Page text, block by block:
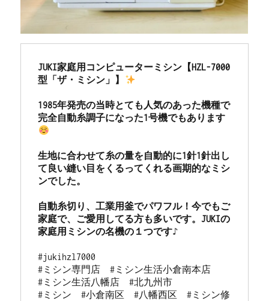
JUKI家庭用コンピューターミシン【HZL-7000
型「ザ・ミシン」】
1985年発売の当時とても人気のあった機種で
完全自動糸調子になった1号機でもあります
生地に合わせて糸の量を自動的に1針1針出し
て良い縫い目をくるってくれる画期的なミシ
ンでした。
自動糸切り、工業用釜でパワフル！今でもご
家庭で、ご愛用してる方も多いです。JUKIの
家庭用ミシンの名機の１つです♪
#jukihzl7000
#ミシン専門店  #ミシン生活小倉南本店
#ミシン生活八幡店  #北九州市
#ミシン  #小倉南区  #八幡西区  #ミシン修